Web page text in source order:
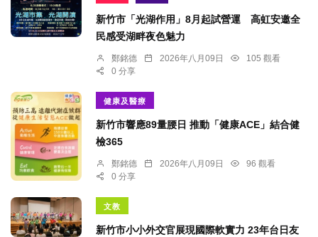
新竹市「光湖作用」8月起試營運 高虹安邀全
民感受湖畔夜色魅力
鄭銘德 2026年八月09日
105 觀看
0 分享
健康及醫療
新竹市響應89量腰日 推動「健康ACE」結合健
檢365
鄭銘德 2026年八月09日
96 觀看
0 分享
文教
新竹市小小外交官展現國際軟實力 23年台日友